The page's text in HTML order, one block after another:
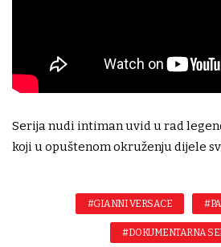
Serija nudi intiman uvid u rad
koji u opuštenom okruženju dijele
#GIANNI VERSACE
#DOKUMENTARNA